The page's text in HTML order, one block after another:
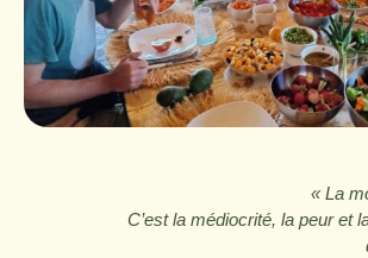
« La
C’est la médiocrité, la peur et